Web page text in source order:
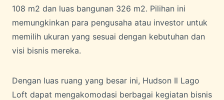
108 m2 dan luas bangunan 326 m2. Pilihan ini
memungkinkan para pengusaha atau investor untuk
memilih ukuran yang sesuai dengan kebutuhan dan
visi bisnis mereka.
Dengan luas ruang yang besar ini, Hudson Il Lago
Loft dapat mengakomodasi berbagai kegiatan bisnis